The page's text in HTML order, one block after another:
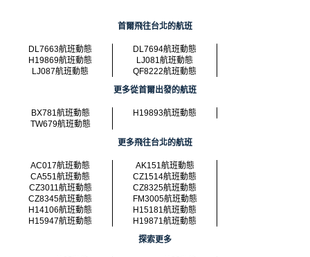
首爾飛往台北的航班
DL7663航班動態
DL7694航班動態
H19869航班動態
LJ081航班動態
LJ087航班動態
QF8222航班動態
更多從首爾出發的航班
BX781航班動態
H19893航班動態
TW679航班動態
更多飛往台北的航班
AC017航班動態
AK151航班動態
CA551航班動態
CZ1514航班動態
CZ3011航班動態
CZ8325航班動態
CZ8345航班動態
FM3005航班動態
H14106航班動態
H15181航班動態
H15947航班動態
H19871航班動態
探索更多